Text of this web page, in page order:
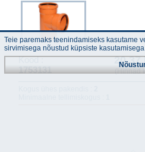
Kood :
1753131
20.37
(Hinnad
Teie paremaks teenindamiseks kasutame
sirvimisega nõustud küpsiste